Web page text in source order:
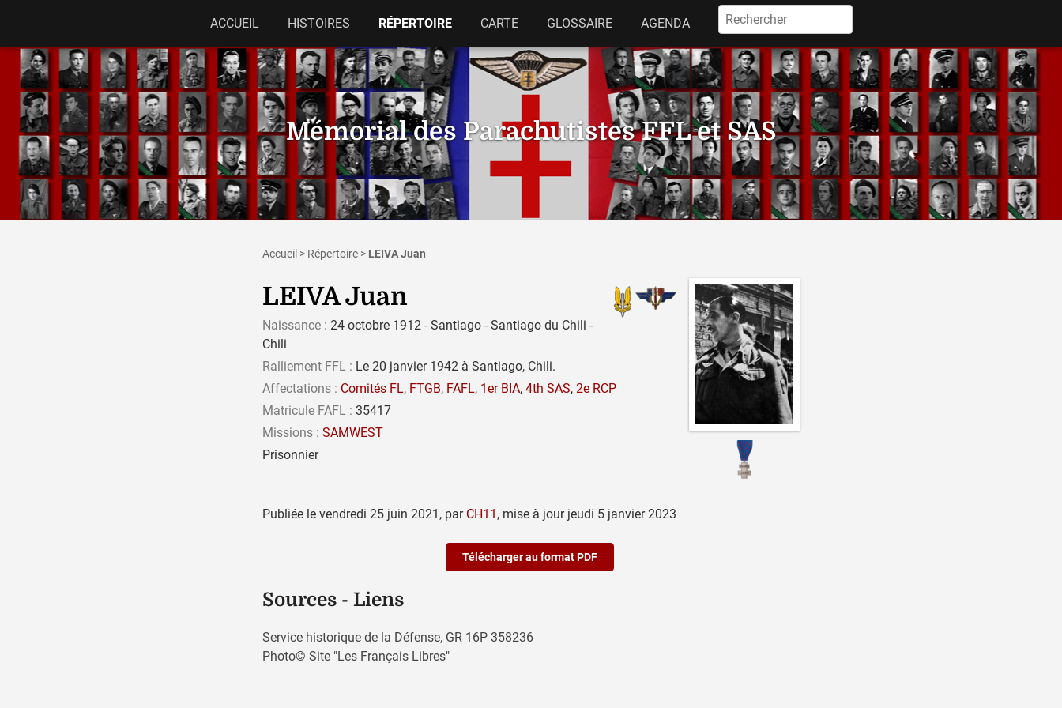
Mémorial des Parachutistes FFL et SAS
ACCUEIL HISTOIRES RÉPERTOIRE CARTE GLOSSAIRE AGENDA
Rechercher :
Accueil > Répertoire > LEIVA Juan
LEIVA Juan
Naissance : 24 octobre 1912 - Santiago - Santiago du Chili -
Chili
Ralliement FFL : Le 20 janvier 1942 à Santiago, Chili.
Affectations : Comités FL, FTGB, FAFL, 1er BIA, 4th SAS, 2e RCP
Matricule FAFL : 35417
Missions : SAMWEST
Prisonnier
Publiée le vendredi 25 juin 2021 , par CH11 , mise à jour jeudi 5 janvier 2023
Télécharger au format PDF
Sources - Liens
Service historique de la Défense, GR 16P 358236
Photo© Site "Les Français Libres"